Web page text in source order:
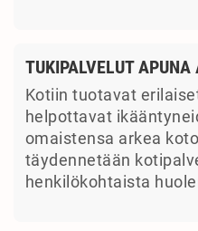
TUKIPALVELUT APUNA
Kotiin tuotavat
helpottavat
omaistensa arkea
täydennetään
henkilökohtaista